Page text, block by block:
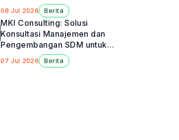
08 Jul 2026 Berita
MKI Consulting: Solusi
Konsultasi Manajemen dan
Pengembangan SDM untuk
Perusahaan
07 Jul 2026 Berita